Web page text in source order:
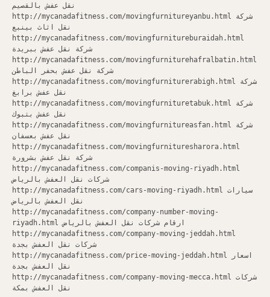
نقل عفش بالقصيم
http://mycanadafitness.com/movingfurnitureyanbu.html شركة
نقل اثاث بينبع
http://mycanadafitness.com/movingfurnitureburaidah.html
شركة نقل عفش ببريدة
http://mycanadafitness.com/movingfurniturehafralbatin.html
شركة نقل عفش بحفر الباطن
http://mycanadafitness.com/movingfurniturerabigh.html شركة
نقل عفش برابغ
http://mycanadafitness.com/movingfurnituretabuk.html شركة
نقل عفش بتبوك
http://mycanadafitness.com/movingfurnitureasfan.html شركة
نقل عفش بعسفان
http://mycanadafitness.com/movingfurnituresharora.html
شركة نقل عفش بشرورة
http://mycanadafitness.com/companis-moving-riyadh.html
شركات نقل العفش بالرياض
http://mycanadafitness.com/cars-moving-riyadh.html سيارات
نقل العفش بالرياض
http://mycanadafitness.com/company-number-moving-
riyadh.html ارقام شركات نقل العفش بالرياض
http://mycanadafitness.com/company-moving-jeddah.html
شركات نقل العفش بجدة
http://mycanadafitness.com/price-moving-jeddah.html اسعار
نقل العفش بجدة
http://mycanadafitness.com/company-moving-mecca.html شركات
نقل العفش بمكة